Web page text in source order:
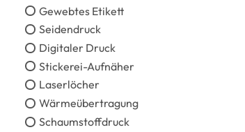
Gewebtes Etikett
Seidendruck
Digitaler Druck
Stickerei-Aufnäher
Laserlöcher
Wärmeübertragung
Schaumstoffdruck